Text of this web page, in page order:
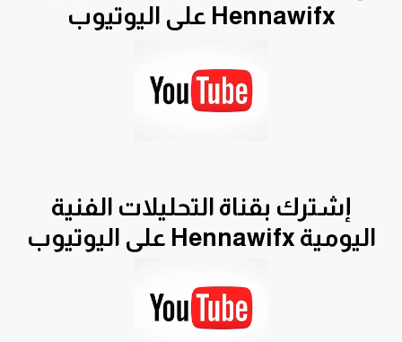
Hennawifx على اليوتيوب
إشترك بقناة التحليلات الفنية
اليومية Hennawifx على اليوتيوب